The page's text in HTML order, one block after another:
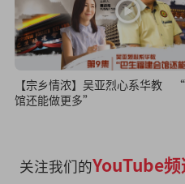
【宗乡情浓】吴亚烈心系华教
馆还能做更多”
关注我们的YouTube频